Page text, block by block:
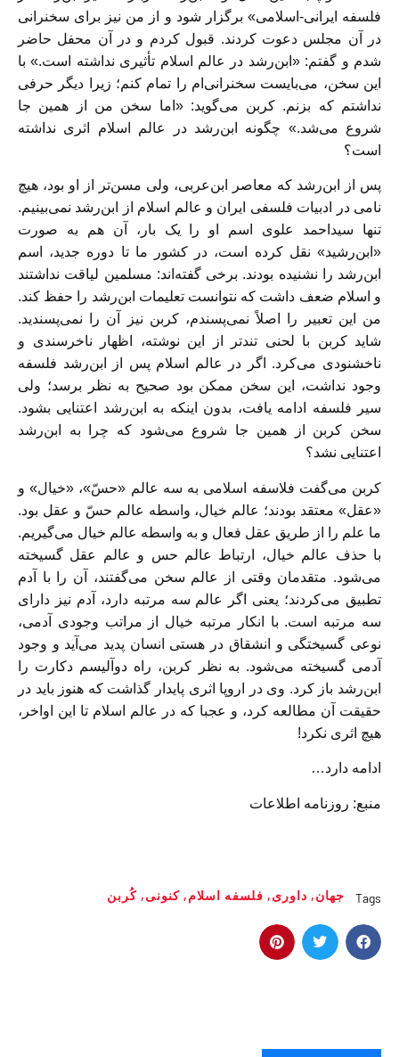
فلسفه ایرانی-اسلامی» برگزار شود و از من نیز برای سخنرانی
در آن مجلس دعوت کردند. قبول کردم و در آن محفل حاضر
شدم و گفتم: «ابن‌رشد در عالم اسلام تأثیری نداشته است.» با
این سخن، می‌بایست سخنرانی‌ام را تمام کنم؛ زیرا دیگر حرفی
نداشتم که بزنم. کربن می‌گوید: «اما سخن من از همین جا
شروع می‌شد.» چگونه ابن‌رشد در عالم اسلام اثری نداشته
است؟
پس از ابن‌رشد که معاصر ابن‌عربی، ولی مسن‌تر از او بود، هیچ
نامی در ادبیات فلسفی ایران و عالم اسلام از ابن‌رشد نمی‌بینیم.
تنها سیداحمد علوی اسم او را یک ‌بار، آن هم به صورت
«ابن‌رشید» نقل کرده است، در کشور ما تا دوره جدید، اسم
ابن‌رشد را نشنیده بودند. برخی گفته‌اند: مسلمین لیاقت نداشتند
و اسلام ضعف داشت که نتوانست تعلیمات ابن‌رشد را حفظ کند.
من این تعبیر را اصلاً نمی‌پسندم، کربن نیز آن را نمی‌پسندید.
شاید کربن با لحنی تند‌تر از این نوشته، اظهار ناخرسندی و
ناخشنودی می‌کرد. اگر در عالم اسلام پس از ابن‌رشد فلسفه
وجود نداشت، این سخن ممکن بود صحیح به نظر برسد؛ ولی
سیر فلسفه ادامه یافت، بدون اینکه به ابن‌رشد اعتنایی بشود.
سخن کربن از همین جا شروع می‌شود که چرا به ابن‌رشد
اعتنایی نشد؟
کربن می‌گفت فلاسفه اسلامی به سه عالم «حسّ»، «خیال» و
«عقل» معتقد بودند؛ عالم خیال، واسطه عالم حسّ و عقل بود.
ما علم را از طریق عقل فعال و به واسطه عالم خیال می‌گیریم.
با حذف عالم‌ خیال، ارتباط عالم حس و عالم عقل گسیخته
می‌شود. متقدمان وقتی از عالم سخن می‌گفتند، آن را با آدم
تطبیق می‌کردند؛ یعنی اگر عالم سه مرتبه دارد، آدم نیز دارای
سه مرتبه است. با انکار مرتبه خیال از مراتب وجودی آدمی،
نوعی گسیختگی و انشقاق در هستی انسان پدید می‌آید و وجود
آدمی گسیخته می‌شود. به نظر کربن، راه دوآلیسم دکارت را
ابن‌رشد باز کرد. وی در اروپا اثری پایدار گذاشت که هنوز باید در
حقیقت آن مطالعه کرد، و عجبا که در عالم اسلام تا این اواخر،
هیچ اثری نکرد!
ادامه دارد…
منبع: روزنامه اطلاعات
Tags جهان, داوری, فلسفه اسلام, کنونی, کُربن